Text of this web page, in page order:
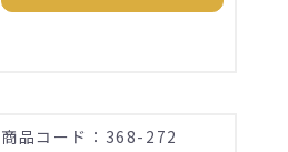
商品コード：368-272